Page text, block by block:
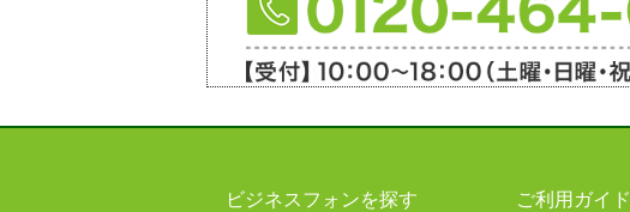
ビジネスフォンを探す
ご利用ガイド